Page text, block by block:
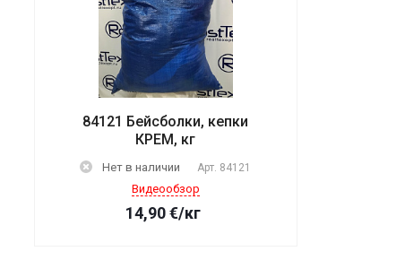
84121 Бейсболки, кепки
КРЕМ, кг
Нет в наличии Арт. 84121
Видеообзор
14,90€/кг